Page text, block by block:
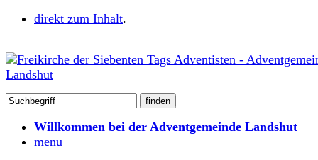
direkt zum Inhalt.
Willkommen bei der Adventgemeinde Landshut
menu